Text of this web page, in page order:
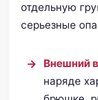
отдельную
серьезные
Внешний
наряде